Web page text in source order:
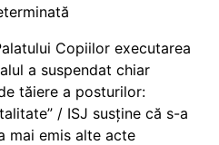
Copiilor executarea
a suspendat chiar
tăiere a posturilor:
/ ISJ susține că s-a
mai emis alte acte